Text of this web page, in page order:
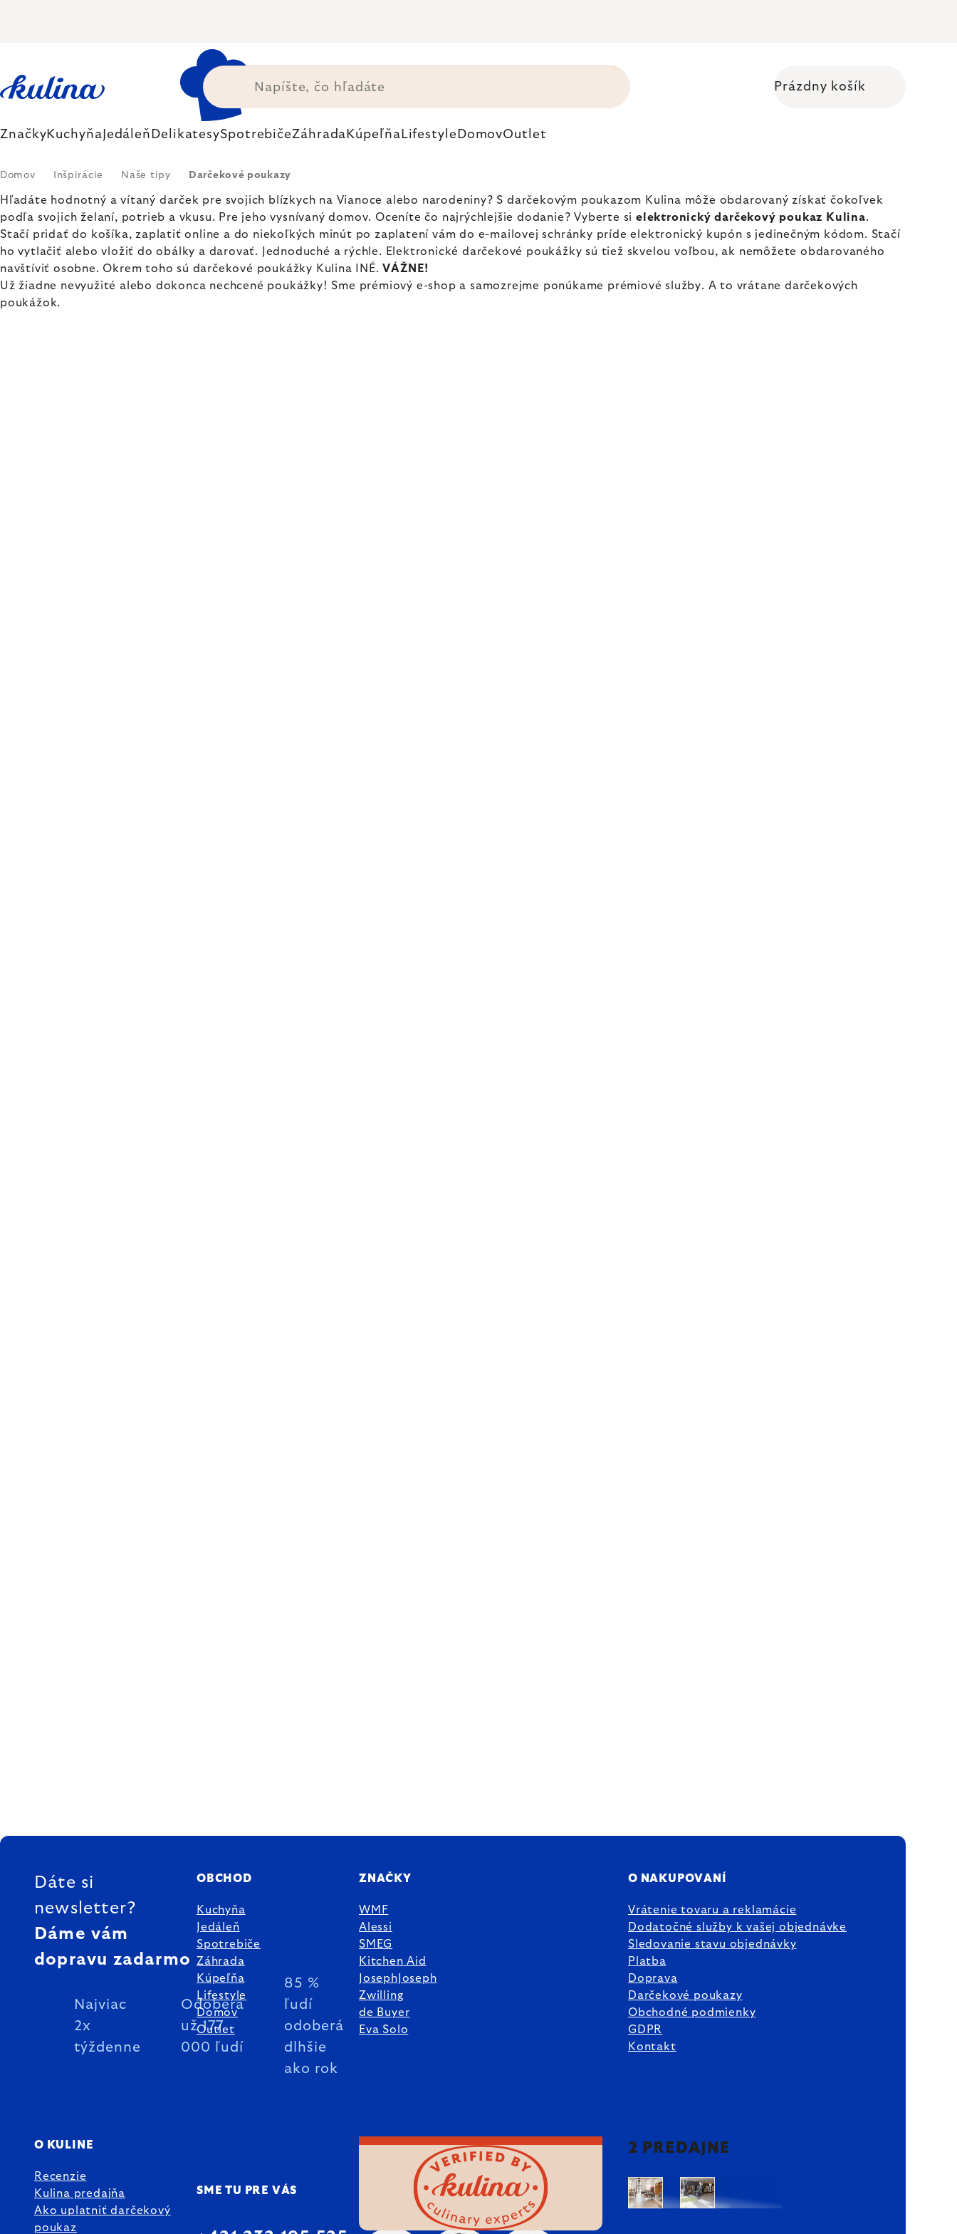
Prázdny košík
ZnačkyKuchyňa Jedáleň DelikatesySpotrebičeZáhrada Kúpeľňa Lifestyle DomovOutlet
Domov Inšpirácie Naše tipy Darčekové poukazy
Hľadáte hodnotný a vítaný darček pre svojich blízkych na Vianoce alebo narodeniny? S darčekovým poukazom Kulina môže obdarovaný získať čokoľvek
podľa svojich želaní, potrieb a vkusu. Pre jeho vysnívaný domov. Oceníte čo najrýchlejšie dodanie? Vyberte si elektronický darčekový poukaz Kulina.
Stačí pridať do košíka, zaplatiť online a do niekoľkých minút po zaplatení vám do e-mailovej schránky príde elektronický kupón s jedinečným kódom. Stačí
ho vytlačiť alebo vložiť do obálky a darovať. Jednoduché a rýchle. Elektronické darčekové poukážky sú tiež skvelou voľbou, ak nemôžete obdarovaného
navštíviť osobne. Okrem toho sú darčekové poukážky Kulina INÉ.VÁŽNE!
Už žiadne nevyužité alebo dokonca nechcené poukážky! Sme prémiový e-shop a samozrejme ponúkame prémiové služby. A to vrátane darčekových
poukážok.
ZÁPÄTIE
Dáte si
newsletter?
Dáme vám
dopravu zadarmo
Najviac
2x
týždenne
Odoberá
už 177
000 ľudí
85 %
ľudí
odoberá
dlhšie
ako rok
OBCHOD
Kuchyňa
Jedáleň
Spotrebiče
Záhrada
Kúpeľňa
Lifestyle
Domov
Outlet
ZNAČKY
WMF
Alessi
SMEG
Kitchen Aid
JosephJoseph
Zwilling
de Buyer
Eva Solo
O NAKUPOVANÍ
Vrátenie tovaru a reklamácie
Dodatočné služby k vašej objednávke
Sledovanie stavu objednávky
Platba
Doprava
Darčekové poukazy
Obchodné podmienky
GDPR
Kontakt
O KULINE
Recenzie
Kulina predajňa
Ako uplatniť darčekový
poukaz
SME TU PRE VÁS
2 PREDAJNE